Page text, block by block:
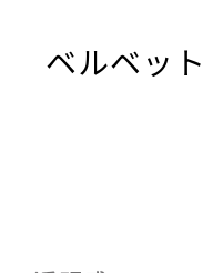
ベルベッ